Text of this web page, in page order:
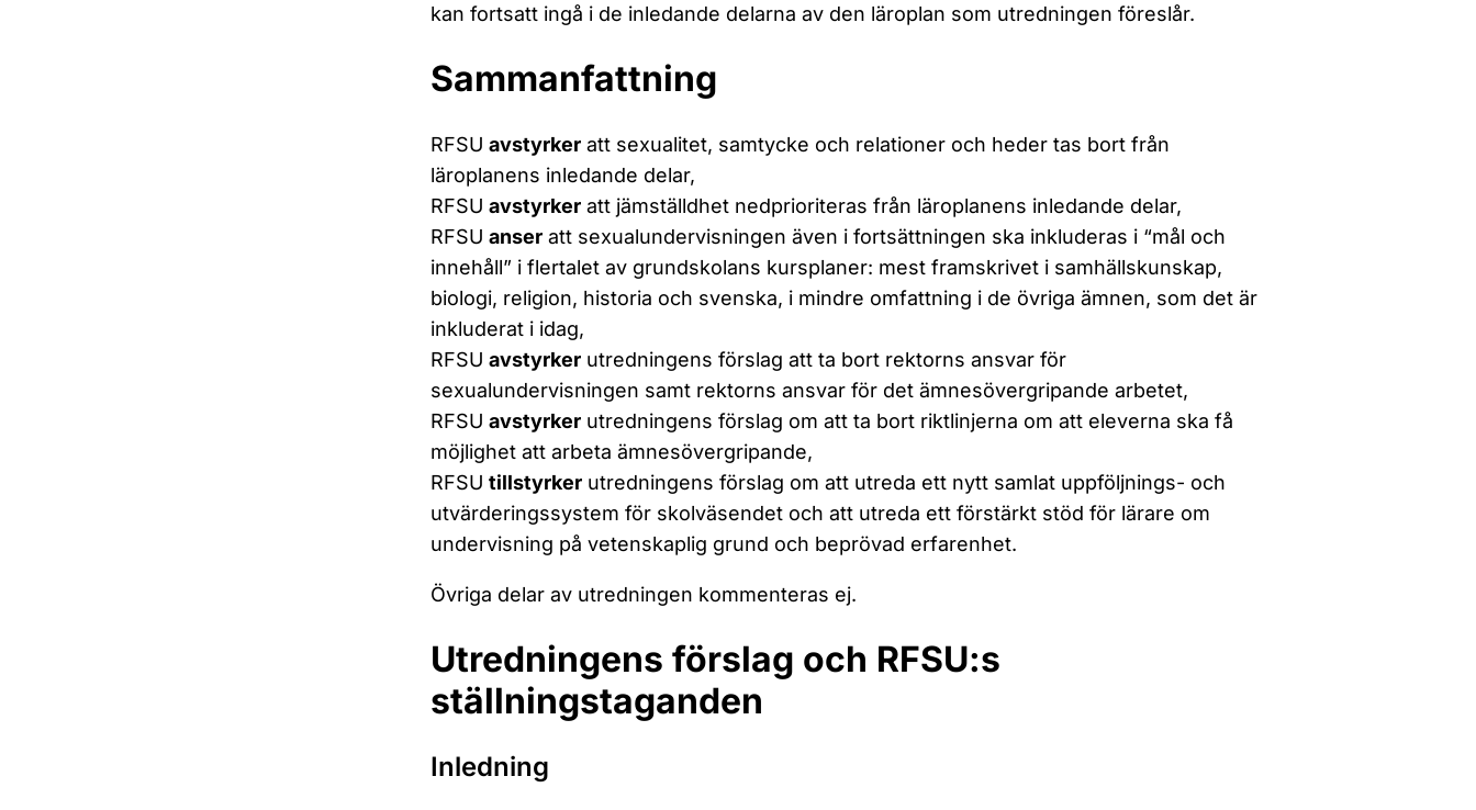
kan fortsatt ingå i de inledande delarna av den läroplan som utredningen föreslår.
Sammanfattning
RFSU avstyrker att sexualitet, samtycke och relationer och heder tas bort från
läroplanens inledande delar,
RFSU avstyrker att jämställdhet nedprioriteras från läroplanens inledande delar,
RFSU anser att sexualundervisningen även i fortsättningen ska inkluderas i “mål och
innehåll” i flertalet av grundskolans kursplaner: mest framskrivet i samhällskunskap,
biologi, religion, historia och svenska, i mindre omfattning i de övriga ämnen, som det är
inkluderat i idag,
RFSU avstyrker utredningens förslag att ta bort rektorns ansvar för
sexualundervisningen samt rektorns ansvar för det ämnesövergripande arbetet,
RFSU avstyrker utredningens förslag om att ta bort riktlinjerna om att eleverna ska få
möjlighet att arbeta ämnesövergripande,
RFSU tillstyrker utredningens förslag om att utreda ett nytt samlat uppföljnings- och
utvärderingssystem för skolväsendet och att utreda ett förstärkt stöd för lärare om
undervisning på vetenskaplig grund och beprövad erfarenhet.
Övriga delar av utredningen kommenteras ej.
Utredningens förslag och RFSU:s
ställningstaganden
Inledning